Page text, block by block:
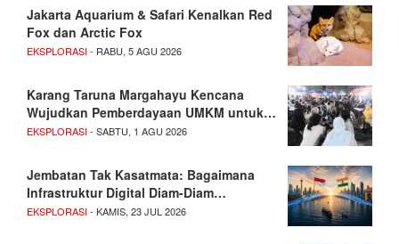
Jakarta Aquarium & Safari Kenalkan Red
Fox dan Arctic Fox
EKSPLORASI- RABU, 5 AGU 2026
Karang Taruna Margahayu Kencana
Wujudkan Pemberdayaan UMKM untuk…
EKSPLORASI- SABTU, 1 AGU 2026
Jembatan Tak Kasatmata: Bagaimana
Infrastruktur Digital Diam-Diam…
EKSPLORASI- KAMIS, 23 JUL 2026